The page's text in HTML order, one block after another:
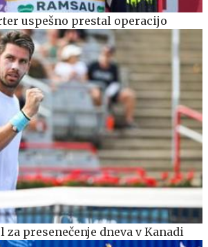
uspešno prestal operacijo
presenečenje dneva v Kanadi